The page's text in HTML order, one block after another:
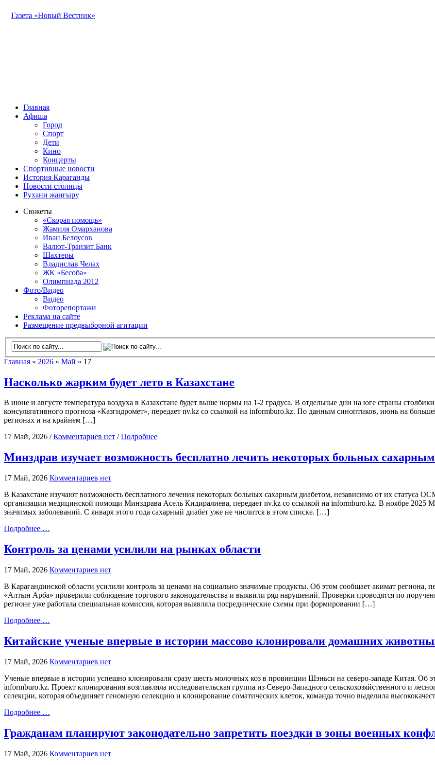
Газета «Новый Вестник»
Главная
Афиша
Город
Спорт
Дети
Кино
Концерты
Спортивные новости
История Караганды
Новости столицы
Рухани жаңғыру
Сюжеты
«Скорая помощь»
Жамиля Омарханова
Иван Белоусов
Валют-Транзит Банк
Шахтеры
Владислав Челах
ЖК «Бесоба»
Олимпиада 2012
Фото/Видео
Видео
Фоторепортажи
Реклама на сайте
Размещение предвыборной агитации
Главная » 2026 » Май » 17
Насколько жарким будет лето в Казахстане
В июне и августе температура воздуха в Казахстане будет выше нормы на 1-2 градуса. В отдельные дни на юге страны
консультативного прогноза «Казгидромет», передает nv.kz со ссылкой на informburo.kz. По данным синоптиков, июнь на
регионах и на крайнем […]
17 Май, 2026 /Комментариев нет /Подробнее
Минздрав изучает возможность бесплатно лечить некоторых больных
17 Май, 2026 Комментариев нет
В Казахстане изучают возможность бесплатного лечения некоторых больных сахарным диабетом, независимо от их статуса
организации медицинской помощи Минздрава Асель Кидиралиева, передает nv.kz со ссылкой на informburo.kz. В ноябре 2025
значимых заболеваний. С января этого года сахарный диабет уже не числится в этом списке. […]
Подробнее …
Контроль за ценами усилили на рынках области
17 Май, 2026 Комментариев нет
В Карагандинской области усилили контроль за ценами на социально значимые продукты. Об этом сообщает акимат
«Алтын Арба» проверили соблюдение торгового законодательства и выявили ряд нарушений. Проверки проводятся по
регионе уже работала специальная комиссия, которая выявляла посреднические схемы при формировании […]
Подробнее …
Китайские ученые впервые в истории массово клонировали домашних
17 Май, 2026 Комментариев нет
Ученые впервые в истории успешно клонировали сразу шесть молочных коз в провинции Шэньси на северо-западе Китая. Об
informburo.kz. Проект клонирования возглавляла исследовательская группа из Северо-Западного сельскохозяйственного и
селекции, которая объединяет геномную селекцию и клонирование соматических клеток, команда точно выделила
Подробнее …
Гражданам планируют законодательно запретить поездки в зоны военных
17 Май, 2026 Комментариев нет